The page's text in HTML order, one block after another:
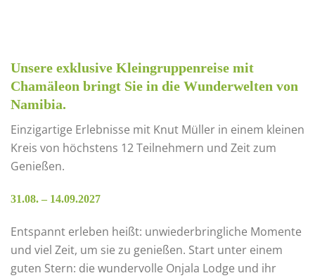
Unsere exklusive Kleingruppenreise mit
Chamäleon bringt Sie in die Wunderwelten von
Namibia.
Einzigartige Erlebnisse mit Knut Müller in einem kleinen
Kreis von höchstens 12 Teilnehmern und Zeit zum
Genießen.
31.08. – 14.09.2027
Entspannt erleben heißt: unwiederbringliche Momente
und viel Zeit, um sie zu genießen. Start unter einem
guten Stern: die wundervolle Onjala Lodge und ihr